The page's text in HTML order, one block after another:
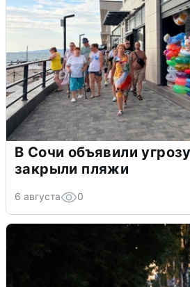
В Сочи объявили
закрыли пляжи
6 августа 0